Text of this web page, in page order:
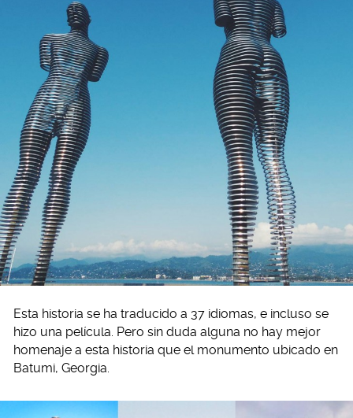
Esta historia se ha traducido a 37 idiomas, e incluso se
hizo una película. Pero sin duda alguna no hay mejor
homenaje a esta historia que el monumento ubicado en
Batumi, Georgia.